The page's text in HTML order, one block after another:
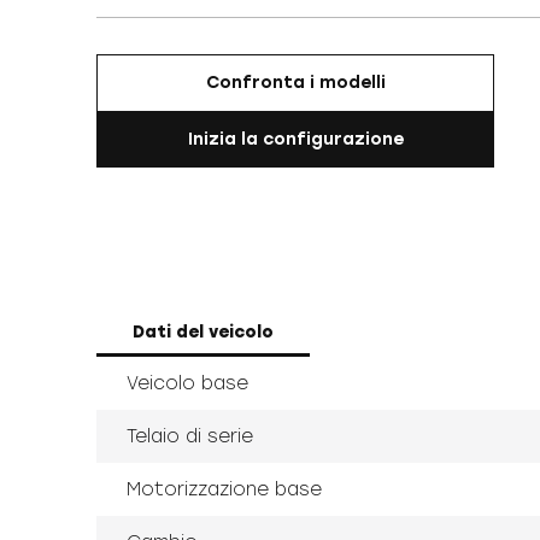
Confronta i modelli
Inizia la configurazione
Dati del veicolo
Veicolo base
Telaio di serie
Motorizzazione base